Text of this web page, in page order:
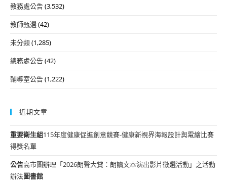
教務處公告(3,532)
教師甄選(42)
未分類(1,285)
總務處公告(42)
輔導室公告(1,222)
近期文章
重要衛生組115年度健康促進創意競賽-健康新視界海報設計與電繪比賽
得獎名單
公告高市圖辦理「2026朗聲大賞：朗讀文本演出影片徵選活動」之活動
辦法圖書館